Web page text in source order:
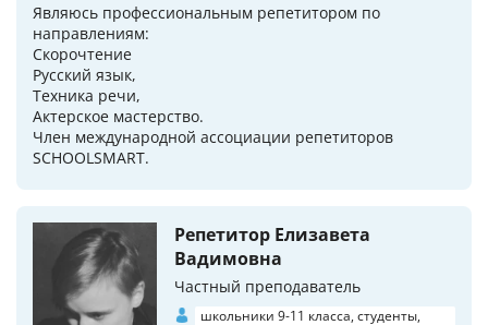
Являюсь профессиональным репетитором по
направлениям:
Скорочтение
Русский язык,
Техника речи,
Актерское мастерство.
Член международной ассоциации репетиторов
SCHOOLSMART.
Репетитор Елизавета
Вадимовна
Частный преподаватель
школьники 9-11 класса, студенты,